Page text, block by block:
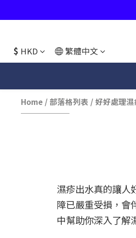
$ HKD 繁體中文
Home /部落格列表 / 好好處理
濕疹出水真的讓人
障已嚴重受損，會
中幫助你深入了解